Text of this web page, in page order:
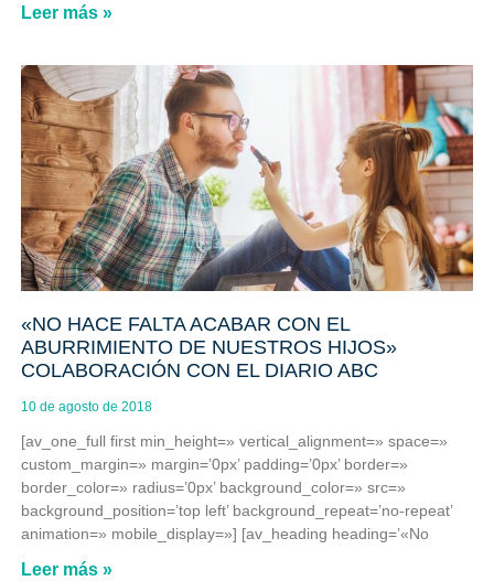
Leer más »
«NO HACE FALTA ACABAR CON EL
ABURRIMIENTO DE NUESTROS HIJOS»
COLABORACIÓN CON EL DIARIO ABC
10 de agosto de 2018
[av_one_full first min_height=» vertical_alignment=» space=»
custom_margin=» margin=’0px’ padding=’0px’ border=»
border_color=» radius=’0px’ background_color=» src=»
background_position=’top left’ background_repeat=’no-repeat’
animation=» mobile_display=»] [av_heading heading=’«No
Leer más »